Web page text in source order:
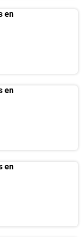
en
en
en